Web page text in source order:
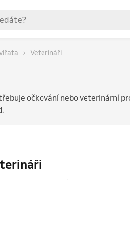
Veterináři
očkování nebo veterinární